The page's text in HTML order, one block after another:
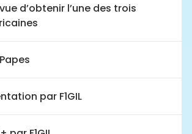
d’obtenir l’une des trois
par F1GIL